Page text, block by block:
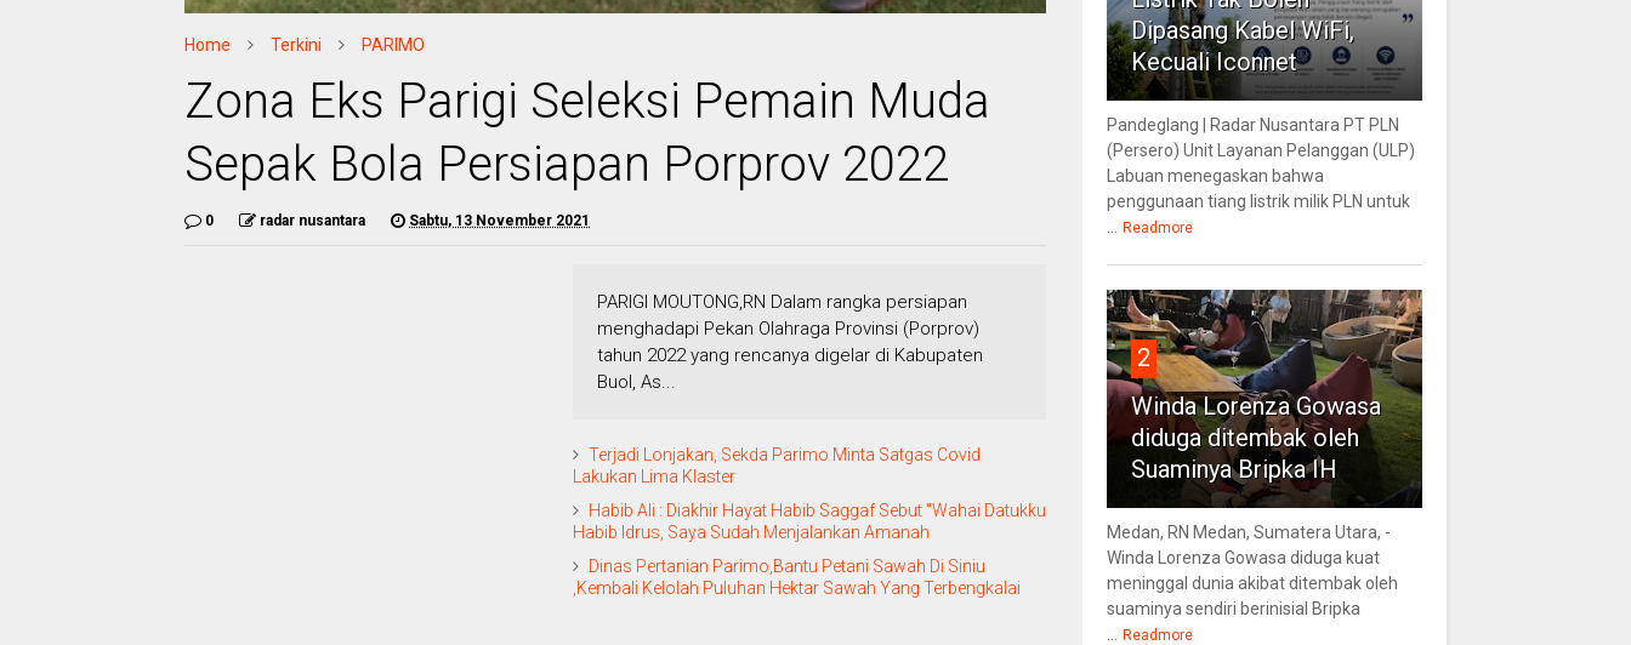
Home Terkini PARIMO
Zona Eks Parigi Seleksi Pemain Muda
Sepak Bola Persiapan Porprov 2022
0 radar nusantara Sabtu, 13 November 2021
PARIGI MOUTONG,RN Dalam rangka persiapan
menghadapi Pekan Olahraga Provinsi (Porprov)
tahun 2022 yang rencanya digelar di Kabupaten
Buol, As...
Terjadi Lonjakan, Sekda Parimo Minta Satgas Covid
Lakukan Lima Klaster
Habib Ali : Diakhir Hayat Habib Saggaf Sebut "Wahai Datukku
Habib Idrus, Saya Sudah Menjalankan Amanah
Dinas Pertanian Parimo,Bantu Petani Sawah Di Siniu
,Kembali Kelolah Puluhan Hektar Sawah Yang Terbengkalai
Dipasang Kabel WiFi,
Kecuali Iconnet
Pandeglang | Radar Nusantara PT PLN
(Persero) Unit Layanan Pelanggan (ULP)
Labuan menegaskan bahwa
penggunaan tiang listrik milik PLN untuk
Readmore
2
Winda Lorenza Gowasa
diduga ditembak oleh
Suaminya Bripka IH
Medan, RN Medan, Sumatera Utara, -
Winda Lorenza Gowasa diduga kuat
meninggal dunia akibat ditembak oleh
suaminya sendiri berinisial Bripka
Readmore